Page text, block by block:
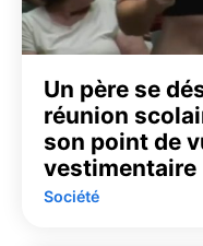
Un père se
réunion
son point de
vestimentaire
Société